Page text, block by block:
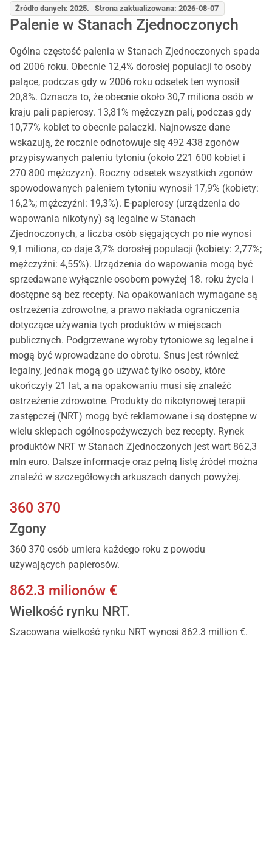
Źródło danych: 2025. Strona zaktualizowana: 2026-08-07
Palenie w Stanach Zjednoczonych
Ogólna częstość palenia w Stanach Zjednoczonych spada
od 2006 roku. Obecnie 12,4% dorosłej populacji to osoby
palące, podczas gdy w 2006 roku odsetek ten wynosił
20,8%. Oznacza to, że obecnie około 30,7 miliona osób w
kraju pali papierosy. 13,81% mężczyzn pali, podczas gdy
10,77% kobiet to obecnie palaczki. Najnowsze dane
wskazują, że rocznie odnotowuje się 492 438 zgonów
przypisywanych paleniu tytoniu (około 221 600 kobiet i
270 800 mężczyzn). Roczny odsetek wszystkich zgonów
spowodowanych paleniem tytoniu wynosił 17,9% (kobiety:
16,2%; mężczyźni: 19,3%). E-papierosy (urządzenia do
wapowania nikotyny) są legalne w Stanach
Zjednoczonych, a liczba osób sięgających po nie wynosi
9,1 miliona, co daje 3,7% dorosłej populacji (kobiety: 2,77%;
mężczyźni: 4,55%). Urządzenia do wapowania mogą być
sprzedawane wyłącznie osobom powyżej 18. roku życia i
dostępne są bez recepty. Na opakowaniach wymagane są
ostrzeżenia zdrowotne, a prawo nakłada ograniczenia
dotyczące używania tych produktów w miejscach
publicznych. Podgrzewane wyroby tytoniowe są legalne i
mogą być wprowadzane do obrotu. Snus jest również
legalny, jednak mogą go używać tylko osoby, które
ukończyły 21 lat, a na opakowaniu musi się znaleźć
ostrzeżenie zdrowotne. Produkty do nikotynowej terapii
zastępczej (NRT) mogą być reklamowane i są dostępne w
wielu sklepach ogólnospożywczych bez recepty. Rynek
produktów NRT w Stanach Zjednoczonych jest wart 862,3
mln euro. Dalsze informacje oraz pełną listę źródeł można
znaleźć w szczegółowych arkuszach danych powyżej.
360 370
Zgony
360 370 osób umiera każdego roku z powodu
używających papierosów.
862.3 milionów €
Wielkość rynku NRT.
Szacowana wielkość rynku NRT wynosi 862.3 million €.